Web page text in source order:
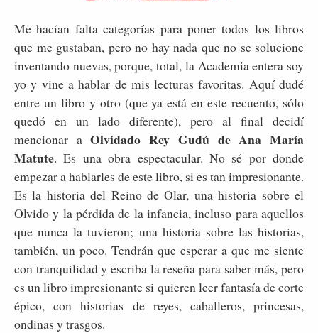
Me hacían falta categorías para poner todos los libros
que me gustaban, pero no hay nada que no se solucione
inventando nuevas, porque, total, la Academia entera soy
yo y vine a hablar de mis lecturas favoritas. Aquí dudé
entre un libro y otro (que ya está en este recuento, sólo
quedó en un lado diferente), pero al final decidí
mencionar aOlvidado Rey Gudú de Ana María
Matute. Es una obra espectacular. No sé por donde
empezar a hablarles de este libro, si es tan impresionante.
Es la historia del Reino de Olar, una historia sobre el
Olvido y la pérdida de la infancia, incluso para aquellos
que nunca la tuvieron; una historia sobre las historias,
también, un poco. Tendrán que esperar a que me siente
con tranquilidad y escriba la reseña para saber más, pero
es un libro impresionante si quieren leer fantasía de corte
épico, con historias de reyes, caballeros, princesas,
ondinas y trasgos.